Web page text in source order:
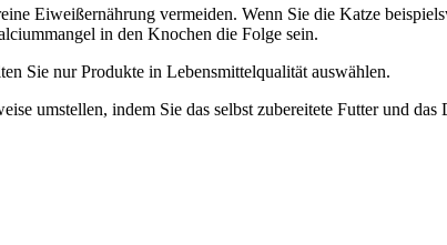
Eiweißernährung vermeiden. Wenn Sie die Katze
in den Knochen die Folge sein.
Sie nur Produkte in Lebensmittelqualität auswählen.
umstellen, indem Sie das selbst zubereitete Futter und